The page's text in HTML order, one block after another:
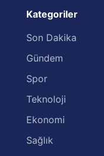
Kategoriler
Son Dakika
Gündem
Spor
Teknoloji
Ekonomi
Sağlık